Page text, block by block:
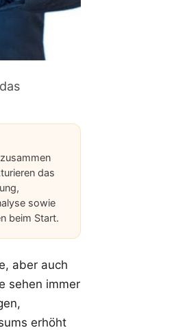
das
sowie
beim Start.
aber auch
sehen immer
erhöht